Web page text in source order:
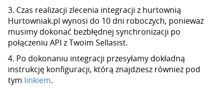
3. Czas realizacji zlecenia integracji z hurtownią
Hurtowniak.pl wynosi do 10 dni roboczych, ponieważ
musimy dokonać bezbłędnej synchronizacji po
połączeniu API z Twoim Sellasist.
4. Po dokonaniu integracji przesyłamy dokładną
instrukcję konfiguracji, którą znajdziesz również pod
tym linkiem.